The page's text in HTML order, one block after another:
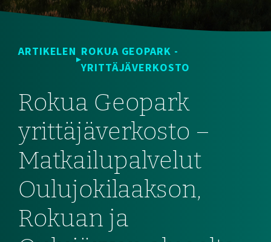
ARTIKELEN ROKUA GEOPARK -
YRITTÄJÄVERKOSTO
Rokua Geopark
yrittäjäverkosto –
Matkailupalvelut
Oulujokilaakson,
Rokuan ja